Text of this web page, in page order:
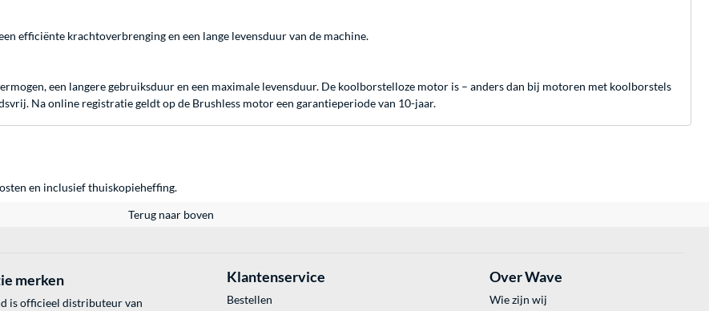
efficiënte krachtoverbrenging en een lange levensduur van de machine.
een langere gebruiksduur en een maximale levensduur. De koolborstelloze motor is – anders dan bij motoren met koolborstels
Na online registratie geldt op de Brushless motor een garantieperiode van 10-jaar.
en inclusief thuiskopieheffing.
Terug naar boven
merken
is officieel distributeur van
Klantenservice
Bestellen
Over Wave
Wie zijn wij